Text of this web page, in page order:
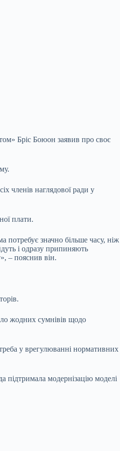
Бріс Боюон заявив про своє
членів наглядової ради у
плати.
потребує значно більше часу, ніж
і одразу припиняють
– пояснив він.
жодних сумнівів щодо
у врегулюванні нормативних
підтримала модернізацію моделі